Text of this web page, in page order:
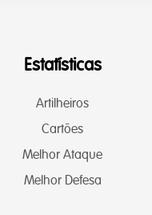
Estatísticas
Artilheiros
Cartões
Melhor Ataque
Melhor Defesa